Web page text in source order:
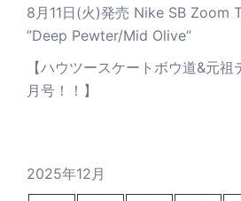
8月11日(火)発売 Nike SB Zoom
”Deep Pewter/Mid Olive”
【ハウツースケートボウ道&元
月号！！】
2025年12月